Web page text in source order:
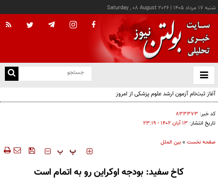
شنبه ۱۷ مرداد ۱۴۰۵ |
Saturday , 08 August 2026
باز
و
آغاز ثبت‌نام آزمون ارشد علوم پزشکی از امروز
کد خبر: ۸۳۳۳۷۳
تاریخ انتشار: ۱۳ آبان ۱۴۰۲ - ۲۳:۱۹
صفحه نخست »بین الملل
‍‍‍ پ پ
کاخ سفید: بودجه اوکراین رو به اتمام است